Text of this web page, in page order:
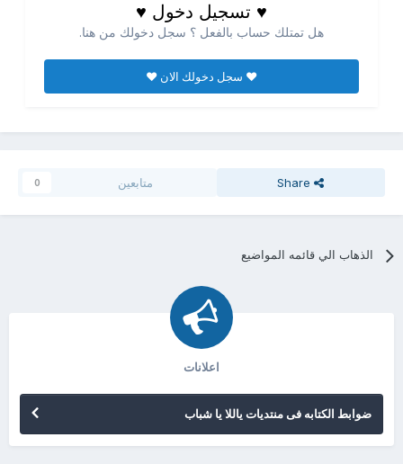
♥ تسجيل دخول ♥
هل تمتلك حساب بالفعل ؟ سجل دخولك من هنا.
♥ سجل دخولك الان ♥
Share متابعين 0
الذهاب الي قائمه المواضيع
اعلانات
ضوابط الكتابه فى منتديات ياللا يا شباب